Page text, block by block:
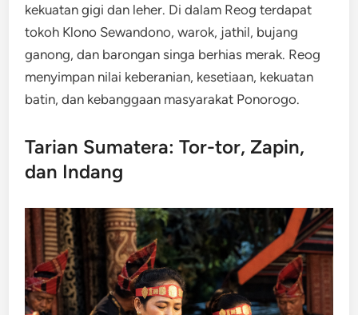
kekuatan gigi dan leher. Di dalam Reog terdapat
tokoh Klono Sewandono, warok, jathil, bujang
ganong, dan barongan singa berhias merak. Reog
menyimpan nilai keberanian, kesetiaan, kekuatan
batin, dan kebanggaan masyarakat Ponorogo.
Tarian Sumatera: Tor-tor, Zapin,
dan Indang